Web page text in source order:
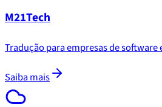
M21Tech
Tradução para empresas de software
Saiba mais